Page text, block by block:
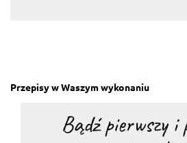
Przepisy w Waszym wykonaniu